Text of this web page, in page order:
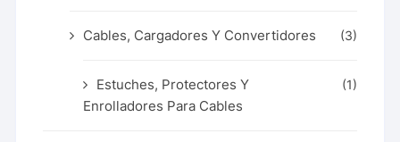
Cables, Cargadores Y Convertidores (3)
Estuches, Protectores Y
Enrolladores Para Cables
(1)